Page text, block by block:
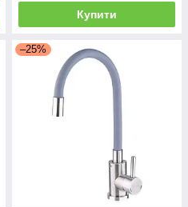
Купити
–25%